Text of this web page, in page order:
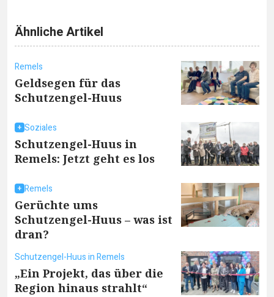
Ähnliche Artikel
Remels
Geldsegen für das
Schutzengel-Huus
Soziales
Schutzengel-Huus in
Remels: Jetzt geht es los
Remels
Gerüchte ums
Schutzengel-Huus – was ist
dran?
Schutzengel-Huus in Remels
„Ein Projekt, das über die
Region hinaus strahlt“